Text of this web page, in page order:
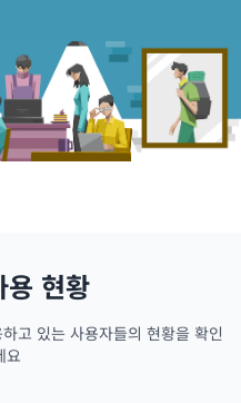
용 현황
고 있는 사용자들의 현황을 확인
요